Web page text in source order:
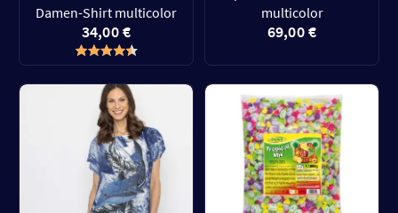
Damen-Shirt multicolor
34,00 €
multicolor
69,00 €